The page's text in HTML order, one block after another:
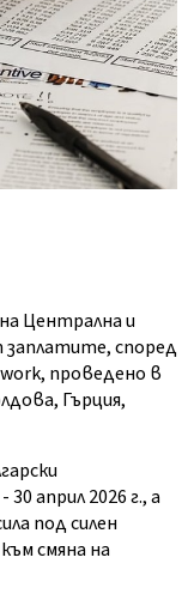
Централна и
според
проведено в
Гърция,
април 2026 г., а
под силен
смяна на